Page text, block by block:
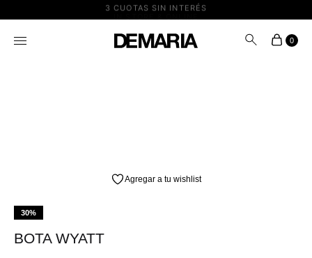
3 CUOTAS SIN INTERÉS
0
Agregar a tu wishlist
30%
BOTA WYATT